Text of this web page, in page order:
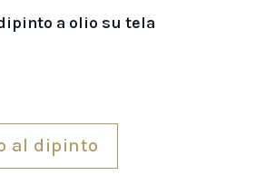
a olio su tela
al dipinto